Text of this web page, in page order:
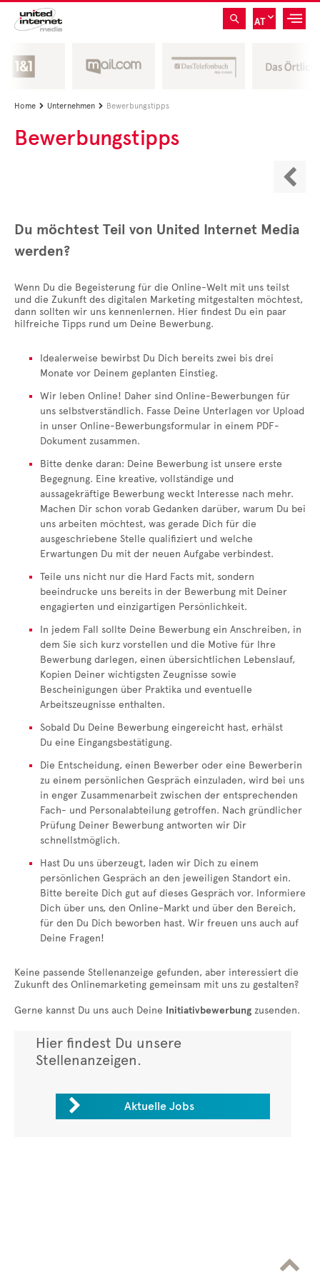
AT
Home  Unternehmen  Bewerbungstipps
Bewerbungstipps

Du möchtest Teil von United Internet Media
werden?
Wenn Du die Begeisterung für die Online-Welt mit uns teilst
und die Zukunft des digitalen Marketing mitgestalten möchtest,
dann sollten wir uns kennenlernen. Hier findest Du ein paar
hilfreiche Tipps rund um Deine Bewerbung.
Idealerweise bewirbst Du Dich bereits zwei bis drei
Monate vor Deinem geplanten Einstieg.
Wir leben Online! Daher sind Online-Bewerbungen für
uns selbstverständlich. Fasse Deine Unterlagen vor Upload
in unser Online-Bewerbungsformular in einem PDF-
Dokument zusammen.
Bitte denke daran: Deine Bewerbung ist unsere erste
Begegnung. Eine kreative, vollständige und
aussagekräftige Bewerbung weckt Interesse nach mehr.
Machen Dir schon vorab Gedanken darüber, warum Du bei
uns arbeiten möchtest, was gerade Dich für die
ausgeschriebene Stelle qualifiziert und welche
Erwartungen Du mit der neuen Aufgabe verbindest.
Teile uns nicht nur die Hard Facts mit, sondern
beeindrucke uns bereits in der Bewerbung mit Deiner
engagierten und einzigartigen Persönlichkeit.
In jedem Fall sollte Deine Bewerbung ein Anschreiben, in
dem Sie sich kurz vorstellen und die Motive für Ihre
Bewerbung darlegen, einen übersichtlichen Lebenslauf,
Kopien Deiner wichtigsten Zeugnisse sowie
Bescheinigungen über Praktika und eventuelle
Arbeitszeugnisse enthalten.
Sobald Du Deine Bewerbung eingereicht hast, erhälst
Du eine Eingangsbestätigung.
Die Entscheidung, einen Bewerber oder eine Bewerberin
zu einem persönlichen Gespräch einzuladen, wird bei uns
in enger Zusammenarbeit zwischen der entsprechenden
Fach- und Personalabteilung getroffen. Nach gründlicher
Prüfung Deiner Bewerbung antworten wir Dir
schnellstmöglich.
Hast Du uns überzeugt, laden wir Dich zu einem
persönlichen Gespräch an den jeweiligen Standort ein.
Bitte bereite Dich gut auf dieses Gespräch vor. Informiere
Dich über uns, den Online-Markt und über den Bereich,
für den Du Dich beworben hast. Wir freuen uns auch auf
Deine Fragen!
Keine passende Stellenanzeige gefunden, aber interessiert die
Zukunft des Onlinemarketing gemeinsam mit uns zu gestalten?
Gerne kannst Du uns auch Deine Initiativbewerbung zusenden.
Hier findest Du unsere
Stellenanzeigen.
 Aktuelle Jobs
